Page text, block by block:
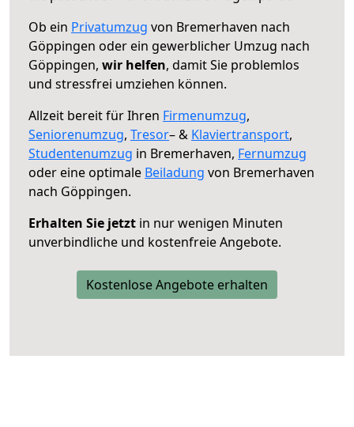
Ob ein Privatumzug von Bremerhaven nach
Göppingen oder ein gewerblicher Umzug nach
Göppingen, wir helfen, damit Sie problemlos
und stressfrei umziehen können.
Allzeit bereit für Ihren Firmenumzug,
Seniorenumzug, Tresor– & Klaviertransport,
Studentenumzug in Bremerhaven, Fernumzug
oder eine optimale Beiladung von Bremerhaven
nach Göppingen.
Erhalten Sie jetzt in nur wenigen Minuten
unverbindliche und kostenfreie Angebote.
Kostenlose Angebote erhalten